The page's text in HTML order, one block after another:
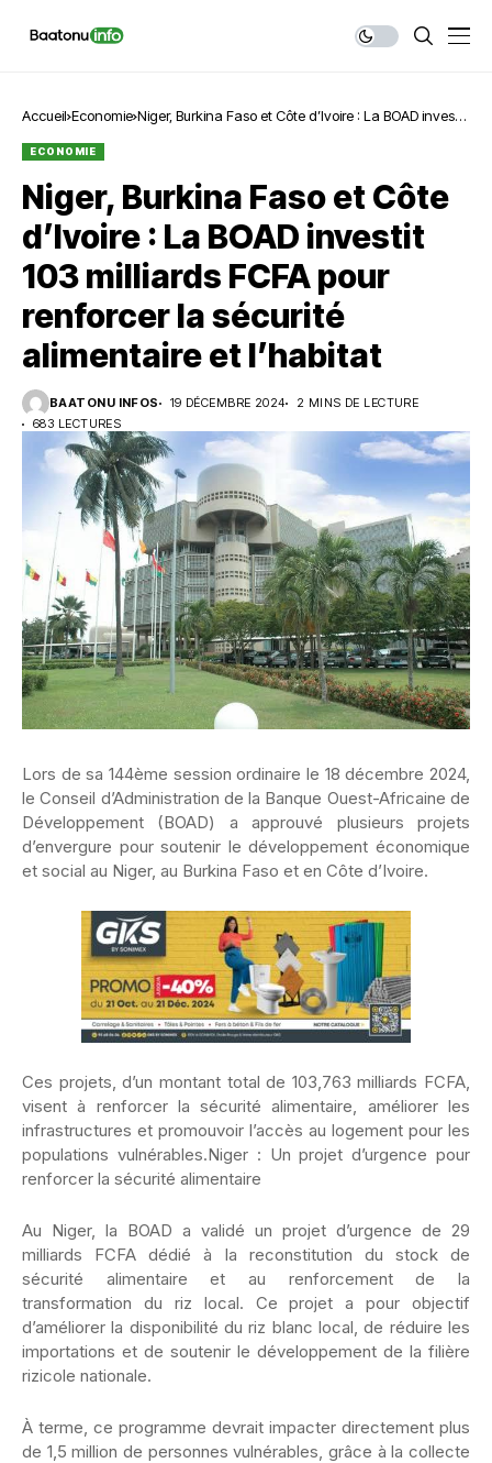
Accueil Economie Niger, Burkina Faso et Côte d’Ivoire : La BOAD investit
ECONOMIE
Niger, Burkina Faso et Côte
d’Ivoire : La BOAD investit
103 milliards FCFA pour
renforcer la sécurité
alimentaire et l’habitat
BAATONU INFOS 19 DÉCEMBRE 2024
2 MINS DE LECTURE
683 LECTURES
Lors de sa 144ème session ordinaire le 18 décembre 2024,
le Conseil d’Administration de la Banque Ouest-Africaine de
Développement (BOAD) a approuvé plusieurs projets
d’envergure pour soutenir le développement économique
et social au Niger, au Burkina Faso et en Côte d’Ivoire.
Ces projets, d’un montant total de 103,763 milliards FCFA,
visent à renforcer la sécurité alimentaire, améliorer les
infrastructures et promouvoir l’accès au logement pour les
populations vulnérables.Niger : Un projet d’urgence pour
renforcer la sécurité alimentaire
Au Niger, la BOAD a validé un projet d’urgence de 29
milliards FCFA dédié à la reconstitution du stock de
sécurité alimentaire et au renforcement de la
transformation du riz local. Ce projet a pour objectif
d’améliorer la disponibilité du riz blanc local, de réduire les
importations et de soutenir le développement de la filière
rizicole nationale.
À terme, ce programme devrait impacter directement plus
de 1,5 million de personnes vulnérables, grâce à la collecte